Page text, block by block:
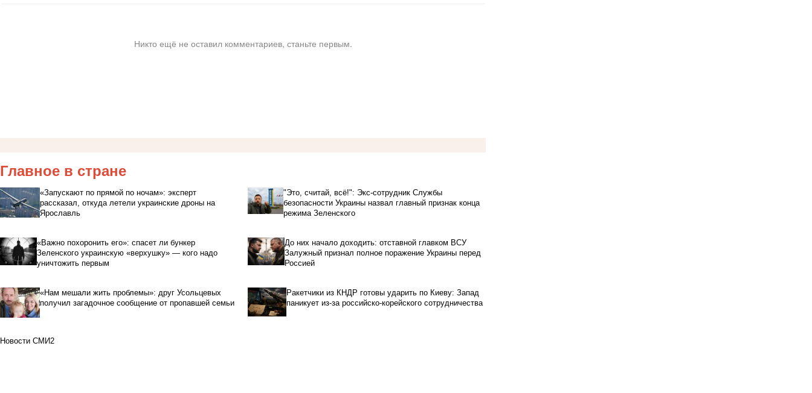
Никто ещё не оставил комментариев, станьте первым.
Главное в стране
«Запускают по прямой по ночам»: эксперт
рассказал, откуда летели украинские дроны на
Ярославль
"Это, считай, всё!": Экс-сотрудник Службы
безопасности Украины назвал главный признак конца
режима Зеленского
«Важно похоронить его»: спасет ли бункер
Зеленского украинскую «верхушку» — кого надо
уничтожить первым
До них начало доходить: отставной главком ВСУ
Залужный признал полное поражение Украины перед
Россией
«Нам мешали жить проблемы»: друг Усольцевых
получил загадочное сообщение от пропавшей семьи
Ракетчики из КНДР готовы ударить по Киеву: Запад
паникует из-за российско-корейского сотрудничества
Новости СМИ2